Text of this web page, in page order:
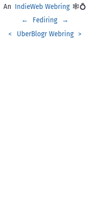
An IndieWeb Webring 🕸💍
←
Fediring
→
<
UberBlogr Webring >